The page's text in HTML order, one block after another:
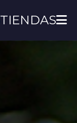
TIENDAS